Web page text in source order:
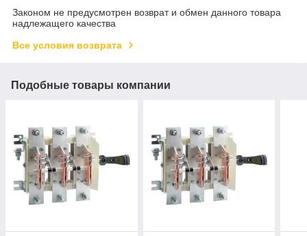
Законом не предусмотрен возврат и обмен данного товара
надлежащего качества
Все условия возврата
Подобные товары компании